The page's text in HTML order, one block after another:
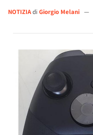
NOTIZIAdi Giorgio Melani —